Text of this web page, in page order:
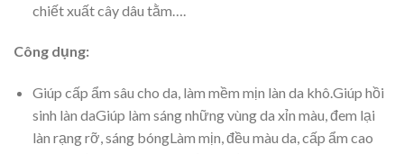
chiết xuất cây dâu tằm….
Công dụng:
Giúp cấp ẩm sâu cho da, làm mềm mịn làn da khô.Giúp hồi
sinh làn daGiúp làm sáng những vùng da xỉn màu, đem lại
làn rạng rỡ, sáng bóngLàm mịn, đều màu da, cấp ẩm cao